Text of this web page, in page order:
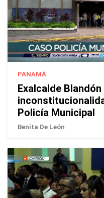
PANAMÁ
Exalcalde
Policía Municipal
Benita De León